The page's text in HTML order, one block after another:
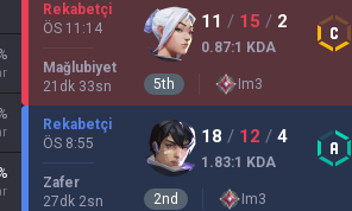
Rekabetçi
ÖS 11:14
Mağlubiyet
21 dk 33sn
11 / 15 / 2
0.87:1 KDA
5th Im3
Rekabetçi
ÖS 8:55
Zafer
27dk 2sn
18 / 12 / 4
1.83:1 KDA
2nd Im3